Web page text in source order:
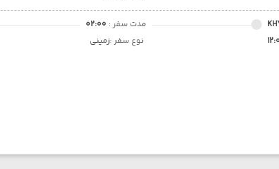
مدت سفر : 02:00
نوع سفر :زمینی